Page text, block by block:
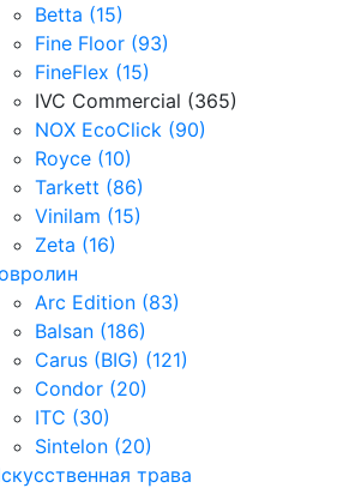
Betta (15)
Fine Floor (93)
FineFlex (15)
IVC Commercial (365)
NOX EcoClick (90)
Royce (10)
Tarkett (86)
Vinilam (15)
Zeta (16)
Arc Edition (83)
Balsan (186)
Carus (BIG) (121)
Condor (20)
ITC (30)
Sintelon (20)
трава